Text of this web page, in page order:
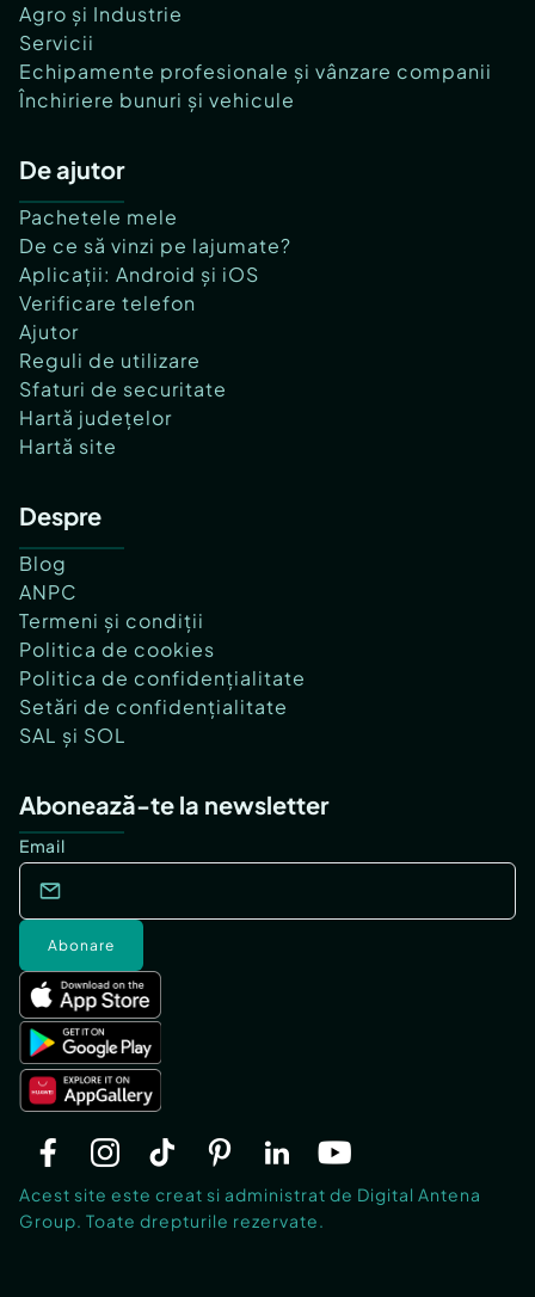
Agro și Industrie
Servicii
Echipamente profesionale și vânzare companii
Închiriere bunuri și vehicule
De ajutor
Pachetele mele
De ce să vinzi pe lajumate?
Aplicații: Android și iOS
Verificare telefon
Ajutor
Reguli de utilizare
Sfaturi de securitate
Hartă județelor
Hartă site
Despre
Blog
ANPC
Termeni și condiții
Politica de cookies
Politica de confidențialitate
Setări de confidențialitate
SAL și SOL
Abonează-te la newsletter
Email
Abonare
Acest site este creat si administrat de Digital Antena
Group. Toate drepturile rezervate.